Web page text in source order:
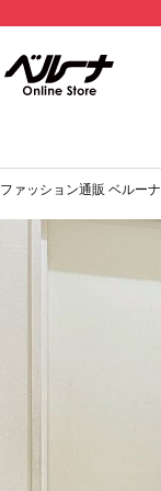
ファッション通販 ベルーナ